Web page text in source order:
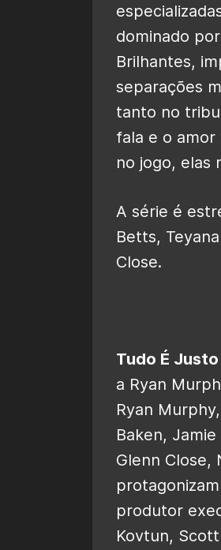
dominado
Brilhantes,
separações
tanto no
fala e o amor
no jogo, elas
A série é
Betts,
Close.
Tudo É Justo
a Ryan
Ryan
Baken,
Glenn Close,
produtor
Kovtun,